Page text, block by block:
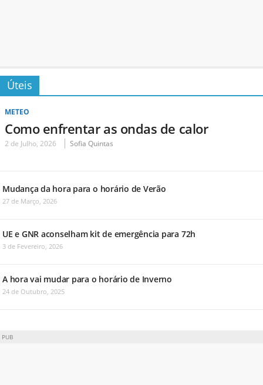
Úteis
METEO
Como enfrentar as ondas de calor
2 de Julho, 2026 Sofia Quintas
Mudança da hora para o horário de Verão
27 de Março, 2026
UE e GNR aconselham kit de emergência para 72h
3 de Fevereiro, 2026
A hora vai mudar para o horário de Inverno
24 de Outubro, 2025
PUB